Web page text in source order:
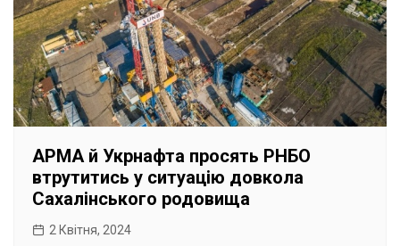
АРМА й Укрнафта просять РНБО
втрутитись у ситуацію довкола
Сахалінського родовища
2 Квітня, 2024